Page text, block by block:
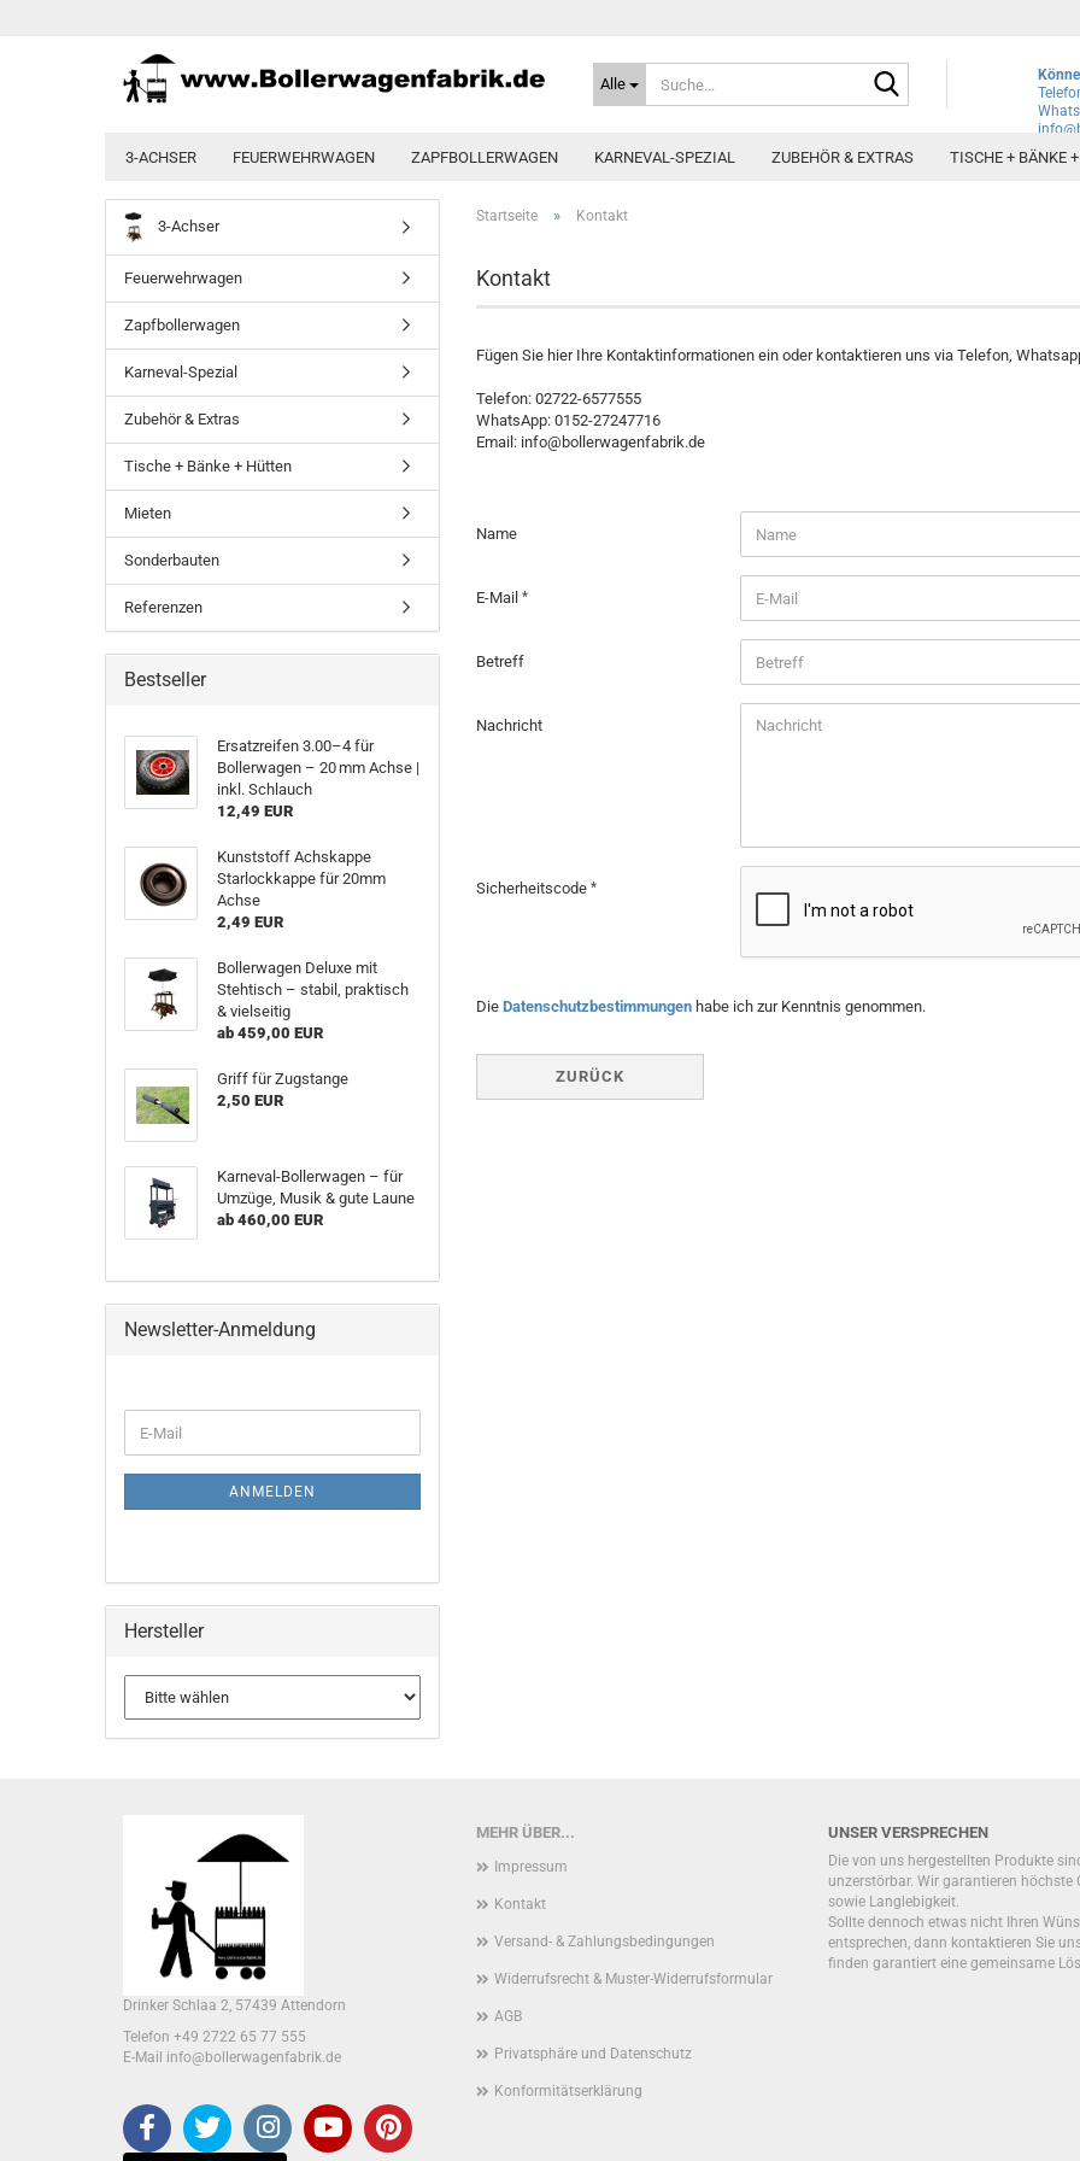
Alle
3-ACHSER FEUERWEHRWAGEN ZAPFBOLLERWAGEN KARNEVAL-SPEZIAL ZUBEHÖR & EXTRAS TISCHE + BÄNKE
Startseite » Kontakt
Kontakt
Fügen Sie hier Ihre Kontaktinformationen ein oder kontaktieren uns via Telefon,
Telefon: 02722-6577555
WhatsApp: 0152-27247716
Email: info@bollerwagenfabrik.de
Name
E-Mail
Betreff
Nachricht
Sicherheitscode
DATENSCHUTZBESTIMMUNGEN
Die Datenschutzbestimmungenhabe ich zur Kenntnis genommen.
ZURÜCK
3-Achser
Feuerwehrwagen
Zapfbollerwagen
Karneval-Spezial
Zubehör & Extras
Tische + Bänke + Hütten
Mieten
Sonderbauten
Referenzen
Bestseller
Ersatzreifen 3.00–4 für
Bollerwagen – 20 mm Achse |
inkl. Schlauch
12,49 EUR
Kunststoff Achskappe
Starlockkappe für 20mm
Achse
2,49 EUR
Bollerwagen Deluxe mit
Stehtisch – stabil, praktisch
& vielseitig
ab 459,00 EUR
Griff für Zugstange
2,50 EUR
Karneval-Bollerwagen – für
Umzüge, Musik & gute Laune
ab 460,00 EUR
Newsletter-Anmeldung
ZUR
E-
Mail
ANMELDEN
Hersteller
MEHR ÜBER...
Impressum
Kontakt
Versand- & Zahlungsbedingungen
Widerrufsrecht & Muster-Widerrufsformular
AGB
Privatsphäre und Datenschutz
Konformitätserklärung
UNSER VERSPRECHEN
Die von uns hergestellten Produkte
unzerstörbar. Wir garantieren höchste
sowie Langlebigkeit.
Sollte dennoch etwas nicht Ihren
entsprechen, dann kontaktieren Sie
finden garantiert eine gemeinsame
Drinker Schlaa 2, 57439 Attendorn
Telefon +49 2722 65 77 555
E-Mail info@bollerwagenfabrik.de